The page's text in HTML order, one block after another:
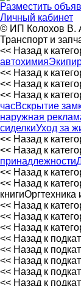
Разместить
Личный кабинет
© ИП Колохов В.
Транспорт и
<< Назад к
автохимия
<< Назад к
<< Назад к
<< Назад к
часВскрытие
наружная
сиделкиУход за
<< Назад к
<< Назад к
принадлежности
<< Назад к
<< Назад к
книгиОргтехника
<< Назад к
<< Назад к
<< Назад к
<< Назад к
<< Назад к
<< Назад к
<< Назад к
<< Назад к